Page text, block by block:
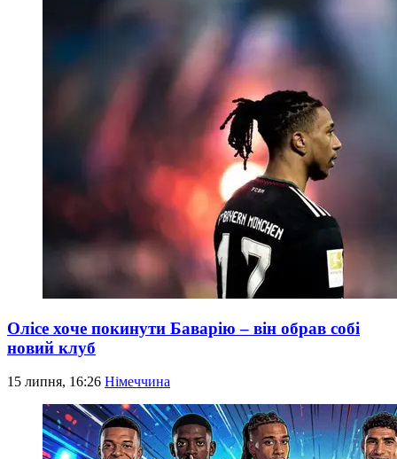
Олісе хоче покинути Баварію – він обрав собі
новий клуб
15 липня, 16:26 Німеччина